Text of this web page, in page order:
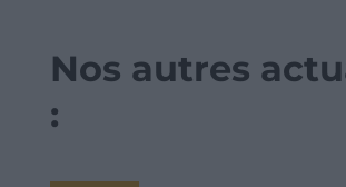
Nos autres
: